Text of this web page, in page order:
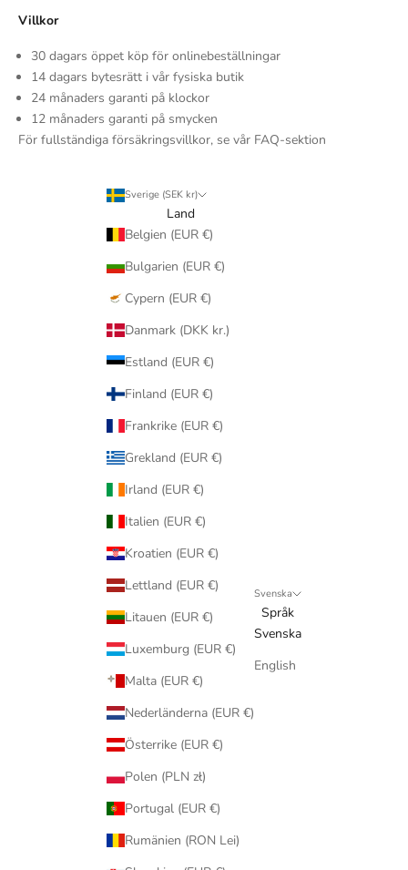
Villkor
30 dagars öppet köp för onlinebeställningar
14 dagars bytesrätt i vår fysiska butik
24 månaders garanti på klockor
12 månaders garanti på smycken
För fullständiga försäkringsvillkor, se vår FAQ-sektion
Sverige (SEK kr)
Land
Belgien (EUR €)
Bulgarien (EUR €)
Cypern (EUR €)
Danmark (DKK kr.)
Estland (EUR €)
Finland (EUR €)
Frankrike (EUR €)
Grekland (EUR €)
Irland (EUR €)
Italien (EUR €)
Kroatien (EUR €)
Lettland (EUR €)
Litauen (EUR €)
Luxemburg (EUR €)
Malta (EUR €)
Nederländerna (EUR €)
Österrike (EUR €)
Polen (PLN zł)
Portugal (EUR €)
Rumänien (RON Lei)
Svenska
Språk
Svenska
English